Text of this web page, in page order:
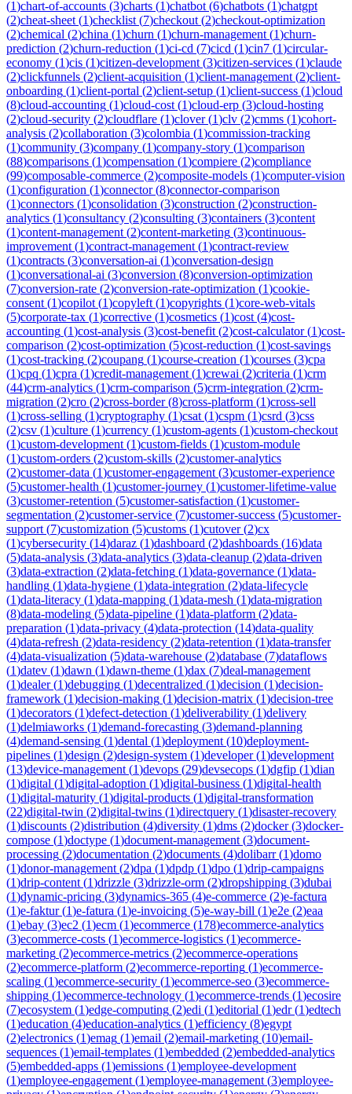
(1)chart-of-accounts (3)charts (1)chatbot (6)chatbots (1)chatgpt
(2)cheat-sheet (1)checklist (7)checkout (2)checkout-optimization
(2)chemical (2)china (1)churn (1)churn-management (1)churn-
prediction (2)churn-reduction (1)ci-cd (7)cicd (1)cin7 (1)circular-
economy (1)cis (1)citizen-development (3)citizen-services (1)claude
(2)clickfunnels (2)client-acquisition (1)client-management (2)client-
onboarding (1)client-portal (2)client-setup (1)client-success (1)cloud
(8)cloud-accounting (1)cloud-cost (1)cloud-erp (3)cloud-hosting
(2)cloud-security (2)cloudflare (1)clover(1)clv (2)cmms (1)cohort-
analysis (2)collaboration (3)colombia (1)commission-tracking
(1)community (3)company (1)company-story (1)comparison
(88)comparisons (1)compensation (1)compiere (2)compliance
(99)composable-commerce (2)composite-models (1)computer-vision
(1)configuration (1)connector(8)connector-comparison
(1)connectors (1)consolidation (3)construction (2)construction-
analytics (1)consultancy (2)consulting (3)containers (3)content
(1)content-management (2)content-marketing (3)continuous-
improvement (1)contract-management (1)contract-review
(1)contracts (3)conversation-ai (1)conversation-design
(1)conversational-ai (3)conversion (8)conversion-optimization
(7)conversion-rate (2)conversion-rate-optimization (1)cookie-
consent (1)copilot (1)copyleft (1)copyrights (1)core-web-vitals
(5)corporate-tax (1)corrective (1)cosmetics (1)cost (4)cost-
accounting (1)cost-analysis (3)cost-benefit (2)cost-calculator(1)cost-
comparison (2)cost-optimization (5)cost-reduction (1)cost-savings
(1)cost-tracking (2)coupang (1)course-creation (1)courses (3)cpa
(1)cpq (1)cpra (1)credit-management (1)crewai (2)criteria (1)crm
(44)crm-analytics (1)crm-comparison (5)crm-integration (2)crm-
migration (2)cro (2)cross-border(8)cross-platform (1)cross-sell
(1)cross-selling (1)cryptography (1)csat (1)cspm (1)csrd (3)css
(2)csv (1)culture (1)currency (1)custom-agents (1)custom-checkout
(1)custom-development (1)custom-fields (1)custom-module
(1)custom-orders (2)custom-skills (2)customer-analytics
(2)customer-data (1)customer-engagement (3)customer-experience
(5)customer-health (1)customer-journey (1)customer-lifetime-value
(3)customer-retention (5)customer-satisfaction (1)customer-
segmentation (2)customer-service (7)customer-success (5)customer-
support (7)customization (5)customs (1)cutover(2)cx
(1)cybersecurity (14)daraz (1)dashboard (2)dashboards (16)data
(5)data-analysis (3)data-analytics (3)data-cleanup (2)data-driven
(3)data-extraction (2)data-fetching (1)data-governance (1)data-
handling (1)data-hygiene (1)data-integration (2)data-lifecycle
(1)data-literacy (1)data-mapping (1)data-mesh (1)data-migration
(8)data-modeling (5)data-pipeline (1)data-platform (2)data-
preparation (1)data-privacy (4)data-protection (14)data-quality
(4)data-refresh (2)data-residency (2)data-retention (1)data-transfer
(4)data-visualization (5)data-warehouse (2)database (7)dataflows
(1)datev (1)dawn (1)dawn-theme (1)dax (7)deal-management
(1)dealer(1)debugging (1)decentralized (1)decision (1)decision-
framework (1)decision-making (1)decision-matrix (1)decision-tree
(1)decorators (1)defect-detection (1)deliverability (1)delivery
(1)delmiaworks (1)demand-forecasting (3)demand-planning
(4)demand-sensing (1)dental (1)deployment (10)deployment-
pipelines (1)design (2)design-system (1)developer(1)development
(13)device-management (1)devops (29)devsecops (1)dgfip (1)dian
(1)digital (1)digital-adoption (1)digital-business (1)digital-health
(1)digital-maturity (1)digital-products (1)digital-transformation
(22)digital-twin (2)digital-twins (1)directquery (1)disaster-recovery
(1)discounts (2)distribution (4)diversity (1)dms (2)docker(3)docker-
compose (1)doctype (1)document-management (3)document-
processing (2)documentation (2)documents (4)dolibarr(1)domo
(1)donor-management (2)dpa (1)dpdp (1)dpo (1)drip-campaigns
(1)drip-content (1)drizzle (3)drizzle-orm (2)dropshipping (3)dubai
(1)dynamic-pricing (3)dynamics-365 (4)e-commerce (2)e-factura
(1)e-faktur(1)e-fatura (1)e-invoicing (5)e-way-bill (1)e2e (2)eaa
(1)ebay (3)ec2 (1)ecm (1)ecommerce (178)ecommerce-analytics
(3)ecommerce-costs (1)ecommerce-logistics (1)ecommerce-
marketing (2)ecommerce-metrics (2)ecommerce-operations
(2)ecommerce-platform (2)ecommerce-reporting (1)ecommerce-
scaling (1)ecommerce-security (1)ecommerce-seo (3)ecommerce-
shipping (1)ecommerce-technology (1)ecommerce-trends (1)ecosire
(7)ecosystem (1)edge-computing (2)edi (1)editorial (1)edr(1)edtech
(1)education (4)education-analytics (1)efficiency (8)egypt
(2)electronics (1)emag (1)email (2)email-marketing (10)email-
sequences (1)email-templates (1)embedded (2)embedded-analytics
(5)embedded-apps (1)emissions (1)employee-development
(1)employee-engagement (1)employee-management (3)employee-